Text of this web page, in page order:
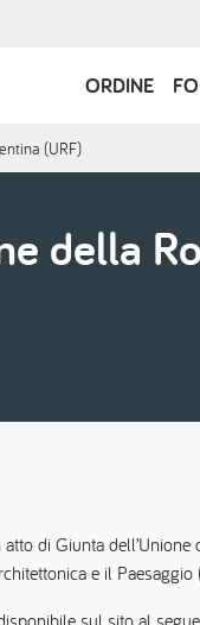
ORDINE
(URF)
della
di Giunta
e il
sul sito al